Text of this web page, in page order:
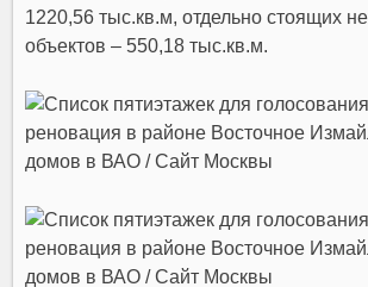
1220,56 тыс.кв.м, отдельно стоящих
объектов – 550,18 тыс.кв.м.